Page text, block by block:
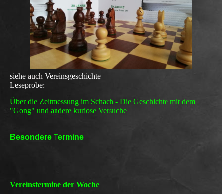
siehe auch Vereinsgeschichte
Leseprobe:
Über die Zeitmessung im Schach - Die Geschichte mit dem
"Gong" und andere kuriose Versuche
Besondere Termine
Vereinstermine der Woche